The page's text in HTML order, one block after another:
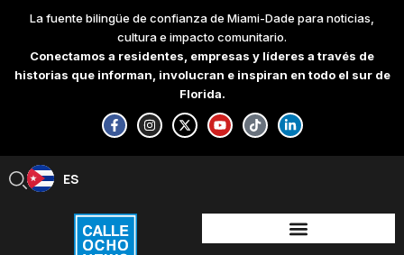
content
La fuente bilingüe de confianza de Miami-Dade para noticias,
cultura e impacto comunitario.
Conectamos a residentes, empresas y líderes a través de
historias que informan, involucran e inspiran en todo el sur de
Florida.
F
a
c
e
-
f
I
n
s
t
X
-
t
w
Y
o
u
t
T
i
k
t
L
i
n
k
-
i
n
ES
EN